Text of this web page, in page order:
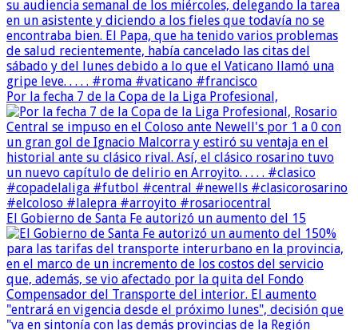
Por la fecha 7 de la Copa de la Liga Profesional,
El Gobierno de Santa Fe autorizó un aumento del 15